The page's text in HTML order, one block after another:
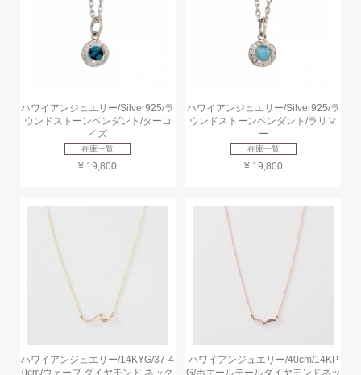
ハワイアンジュエリー/Silver925/ラ
ウンドストーンペンダント/ターコ
イズ
在庫一覧
¥ 19,800
ハワイアンジュエリー/Silver925/ラ
ウンドストーンペンダント/ラリマ
ー
在庫一覧
¥ 19,800
ハワイアンジュエリー/14KYG/37-4
ハワイアンジュエリー/40cm/14KP